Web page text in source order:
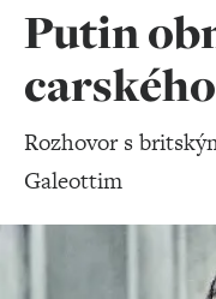
Putin
Rozhovor s
Galeottim